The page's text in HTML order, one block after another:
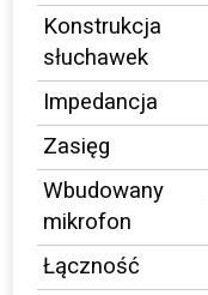
Konstrukcja
słuchawek
Impedancja
Zasięg
Wbudowany
mikrofon
Łączność